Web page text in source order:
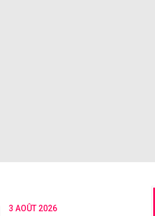
3 AOÛT 2026